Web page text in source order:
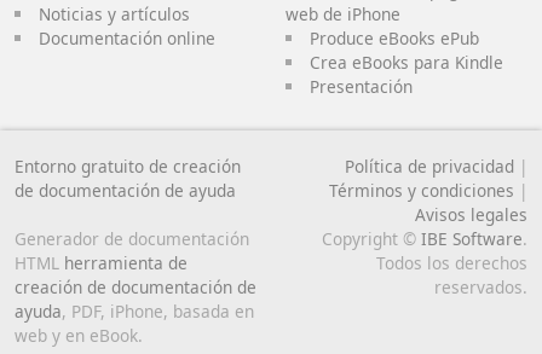
Noticias y artículos
Documentación online
web de iPhone
Produce eBooks ePub
Crea eBooks para Kindle
Presentación
Entorno gratuito de creación
de documentación de ayuda
Política de privacidad |
Términos y condiciones |
Avisos legales
Generador de documentación
HTML herramienta de
creación de documentación de
ayuda, PDF, iPhone, basada en
web y en eBook.
Copyright © IBE Software.
Todos los derechos
reservados.